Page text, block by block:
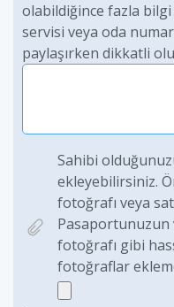
olabildiğince fazla
servisi veya oda
paylaşırken dikkatli
Sahibi
ekleyebilirsiniz.
fotoğrafı veya
Pasaportunuzun
fotoğrafı gibi
fotoğraflar